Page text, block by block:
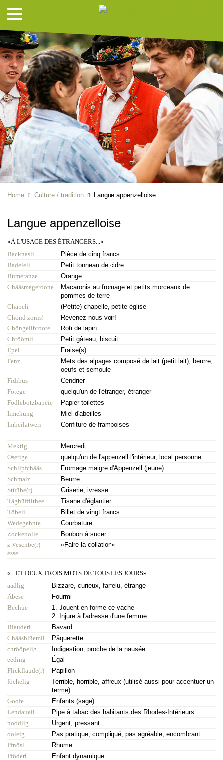
Home Culture / tradition Langue appenzelloise
Langue appenzelloise
«À L'USAGE DES ÉTRANGERS...»
Backnasli
Pièce de cinq francs
Badeieli
Petit tonneau de cidre
Bumeranze
Orange
Chääsmageroone
Macaronis au fromage et petits morceaux de
pommes de terre
Chapeli
(Petite) chapelle, petite église
Chönd zonis!
Revenez nous voir!
Chöngelibroote
Rôti de lapin
Chröömli
Petit gâteau, biscuit
Epei
Fraise(s)
Fenz
Mets des alpages composé de lait (petit lait), beurre,
oeufs et semoule
Fidibus
Cendrier
Fotege
quelqu'un de l'étranger, étranger
Födlebotzbapeie
Papier toilettes
Iimehung
Miel d'abeilles
Imbeilatweri
Confiture de framboises
Mektig
Mercredi
Öserige
quelqu'un de l'appenzell l'intérieur, local personne
Schlipfchääs
Fromage maigre d'Appenzell (jeune)
Schmalz
Beurre
Stüübe(r)
Griserie, ivresse
Täghüfflithee
Tisane d'églantier
Töbeli
Billet de vingt francs
Wedegehnte
Courbature
Zockebolle
Bonbon à sucer
z Veschbe(r)
esse
«Faire la collation»
«...ET DEUX TROIS MOTS DE TOUS LES JOURS»
aadlig
Bizzare, curieux, farfelu, étrange
Äbese
Fourmi
Bechue
1. Jouent en forme de vache
2. Injure à l'adresse d'une femme
Blauderi
Bavard
Chääsblüemli
Pâquerette
chrööpelig
Indigestion; proche de la nausée
eeding
Égal
Flickflaude(r)
Papillon
föchelig
Terrible, horrible, affreux (utilisé aussi pour accentuer un
terme)
Goofe
Enfants (sage)
Lendaueli
Pipe à tabac des habitants des Rhodes-Intérieurs
noodlig
Urgent, pressant
ooleig
Pas pratique, compliqué, pas agréable, encombrant
Pfnösl
Rhume
Pföderi
Enfant dynamique